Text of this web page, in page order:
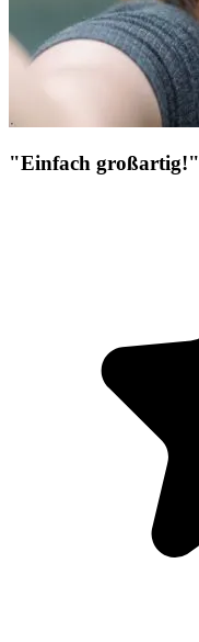
"Einfach großartig!"